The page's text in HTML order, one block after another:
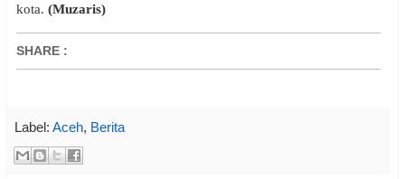
kota. (Muzaris)
SHARE :
Label: Aceh, Berita